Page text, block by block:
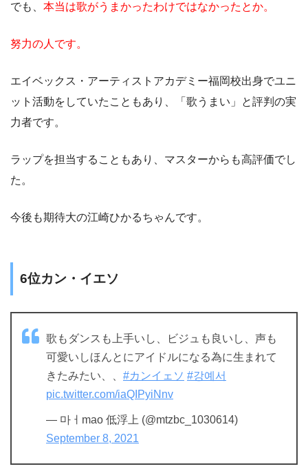
でも、 本当は歌がうまかったわけではなかったとか。
努力の人です。
エイベックス・アーティストアカデミー福岡校出身でユニ
ット活動をしていたこともあり、「歌うまい」と評判の実
力者です。
ラップを担当することもあり、マスターからも高評価でし
た。
今後も期待大の江崎ひかるちゃんです。
6位カン・イエソ
歌もダンスも上手いし、ビジュも良いし、声も
可愛いしほんとにアイドルになる為に生まれて
きたみたい、、 #カンイェソ #강예서
pic.twitter.com/iaQIPyiNnv
— 마ㅓmao 低浮上 (@mtzbc_1030614)
September 8, 2021